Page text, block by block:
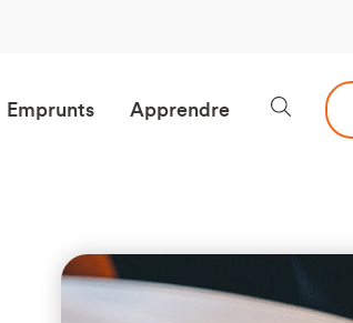
Emprunts Apprendre